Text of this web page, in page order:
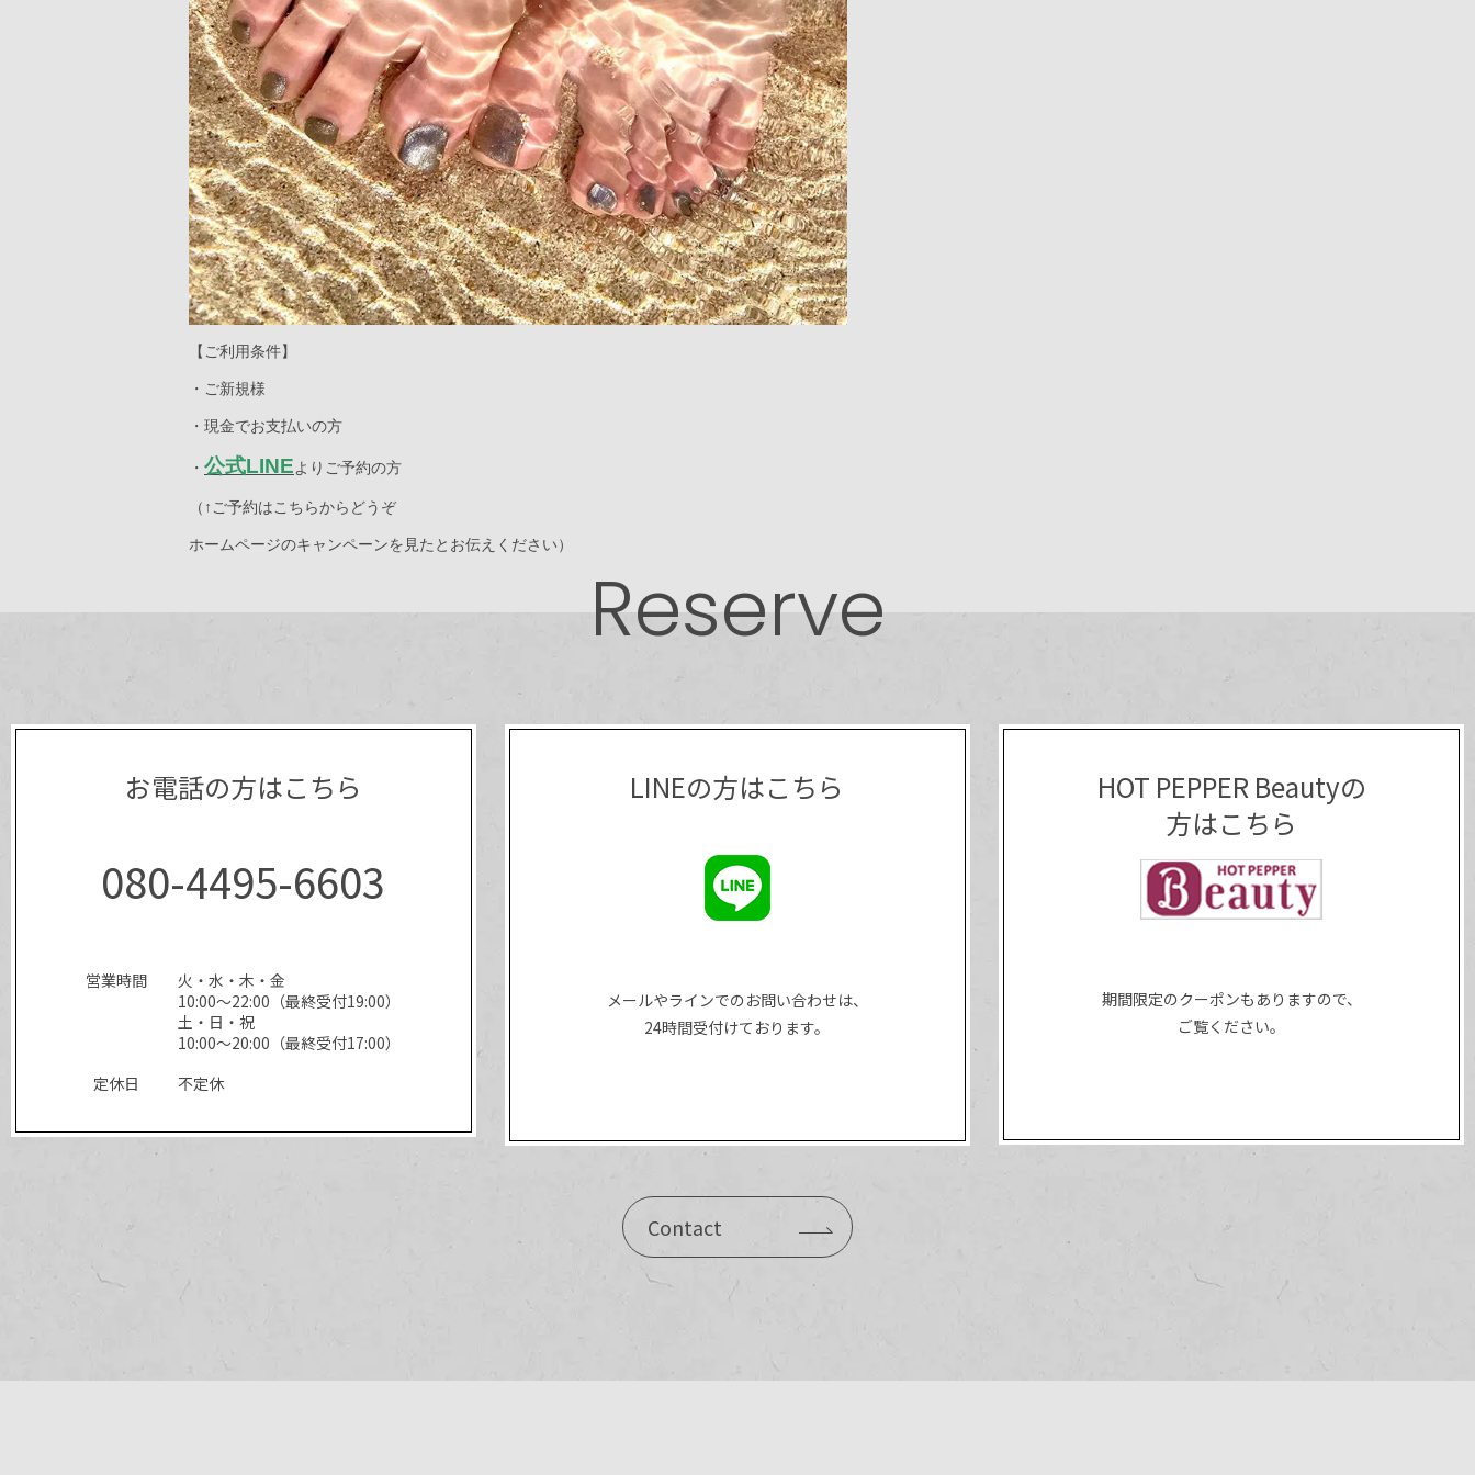
【ご利用条件】
・ご新規様
・現金でお支払いの方
・ 公式LINEよりご予約の方
（↑ご予約はこちらからどうぞ
ホームページのキャンペーンを見たとお伝えください）
Reserve
お電話の方はこちら
080-4495-6603
営業時間
火・水・木・金
10:00～22:00（最終受付19:00）
土・日・祝
10:00～20:00（最終受付17:00）
定休日
不定休
LINEの方はこちら
メールやラインでのお問い合わせは、
24時間受付けております。
HOT PEPPER Beautyの
方はこちら
期間限定のクーポンもありますので、
ご覧ください。
Contact